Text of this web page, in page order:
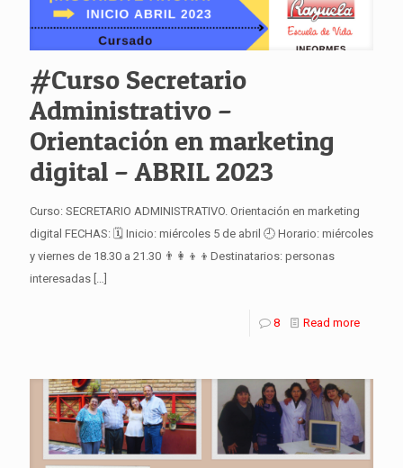
#Curso Secretario
Administrativo –
Orientación en marketing
digital – ABRIL 2023
Curso: SECRETARIO ADMINISTRATIVO. Orientación en marketing
digital FECHAS: 🗓 Inicio: miércoles 5 de abril 🕘 Horario: miércoles
y viernes de 18.30 a 21.30 👨‍👩‍👦‍👦Destinatarios: personas
interesadas […]
8 Read more